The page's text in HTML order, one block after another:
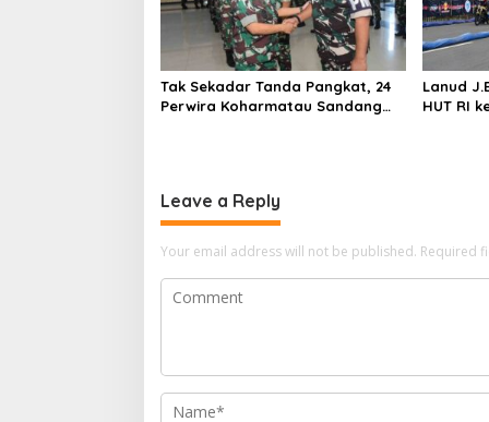
Tak Sekadar Tanda Pangkat, 24
Perwira Koharmatau Sandang
Lanud
HUT RI
Leave a Reply
Your email address will not be published. Required